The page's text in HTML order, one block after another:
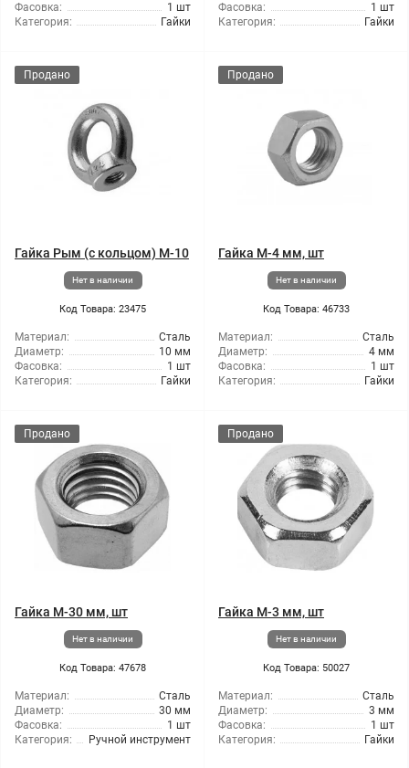
Фасовка:
1 шт
Категория:
Гайки
Фасовка:
1 шт
Категория:
Гайки
Продано
Гайка Рым (с кольцом) М-10
Нет в наличии
Код Товара: 23475
Материал:
Сталь
Диаметр:
10 мм
Фасовка:
1 шт
Категория:
Гайки
Продано
Гайка М-4 мм, шт
Нет в наличии
Код Товара: 46733
Материал:
Сталь
Диаметр:
4 мм
Фасовка:
1 шт
Категория:
Гайки
Продано
Гайка М-30 мм, шт
Нет в наличии
Код Товара: 47678
Материал:
Сталь
Диаметр:
30 мм
Фасовка:
1 шт
Категория:
Ручной инструмент
Продано
Гайка М-3 мм, шт
Нет в наличии
Код Товара: 50027
Материал:
Сталь
Диаметр:
3 мм
Фасовка:
1 шт
Категория:
Гайки